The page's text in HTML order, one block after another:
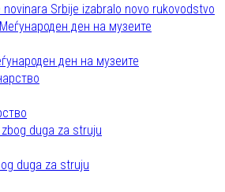
Srbije izabralo novo rukovodstvo
ден на музеите
duga za struju